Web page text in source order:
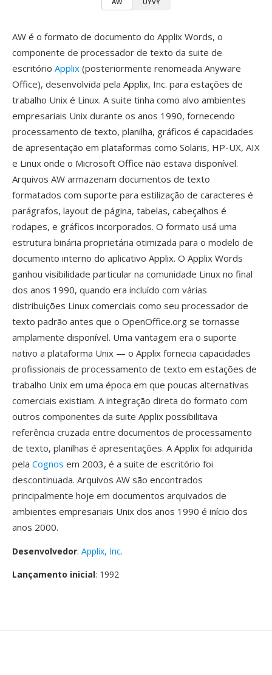
AW é o formato de documento do Applix Words, o
componente de processador de texto da suite de
escritório Applix (posteriormente renomeada Anyware
Office), desenvolvida pela Applix, Inc. para estações de
trabalho Unix é Linux. A suite tinha como alvo ambientes
empresariais Unix durante os anos 1990, fornecendo
processamento de texto, planilha, gráficos é capacidades
de apresentação em plataformas como Solaris, HP-UX, AIX
e Linux onde o Microsoft Office não estava disponível.
Arquivos AW armazenam documentos de texto
formatados com suporte para estilização de caracteres é
parágrafos, layout de página, tabelas, cabeçalhos é
rodapes, e gráficos incorporados. O formato usá uma
estrutura binária proprietária otimizada para o modelo de
documento interno do aplicativo Applix. O Applix Words
ganhou visibilidade particular na comunidade Linux no final
dos anos 1990, quando era incluído com várias
distribuições Linux comerciais como seu processador de
texto padrão antes que o OpenOffice.org se tornasse
amplamente disponível. Uma vantagem era o suporte
nativo a plataforma Unix — o Applix fornecia capacidades
profissionais de processamento de texto em estações de
trabalho Unix em uma época em que poucas alternativas
comerciais existiam. A integração direta do formato com
outros componentes da suite Applix possibilitava
referência cruzada entre documentos de processamento
de texto, planilhas é apresentações. A Applix foi adquirida
pela Cognos em 2003, é a suite de escritório foi
descontinuada. Arquivos AW são encontrados
principalmente hoje em documentos arquivados de
ambientes empresariais Unix dos anos 1990 é início dos
anos 2000.
Desenvolvedor: Applix, Inc.
Lançamento inicial: 1992